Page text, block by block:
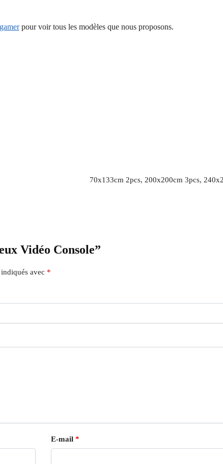
pour voir tous les modèles que nous proposons.
70x133cm 2pcs, 200x200cm 3pcs,
Vidéo Console”
avec *
E-mail *